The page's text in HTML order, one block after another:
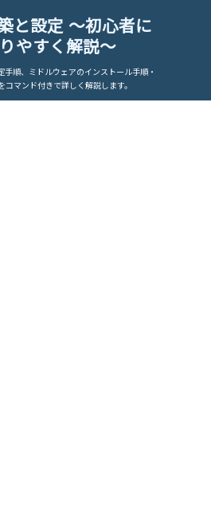
と設定 ～初心者に
やすく解説～
手順、ミドルウェアのインストール手順・
コマンド付きで詳しく解説します。